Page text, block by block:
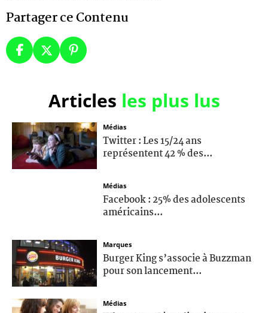
Partager ce Contenu
Articles les plus lus
Médias
Twitter : Les 15/24 ans
représentent 42 % des...
Médias
Facebook : 25% des adolescents
américains...
Marques
Burger King s’associe à Buzzman
pour son lancement...
Médias